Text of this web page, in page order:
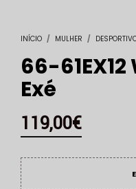
INÍCIO / MULHER /
66-
Exé
119,00€